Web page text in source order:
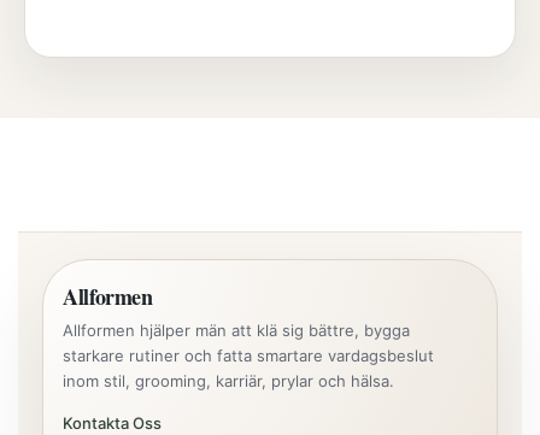
Allformen
Allformen hjälper män att klä sig bättre, bygga
starkare rutiner och fatta smartare vardagsbeslut
inom stil, grooming, karriär, prylar och hälsa.
Kontakta Oss